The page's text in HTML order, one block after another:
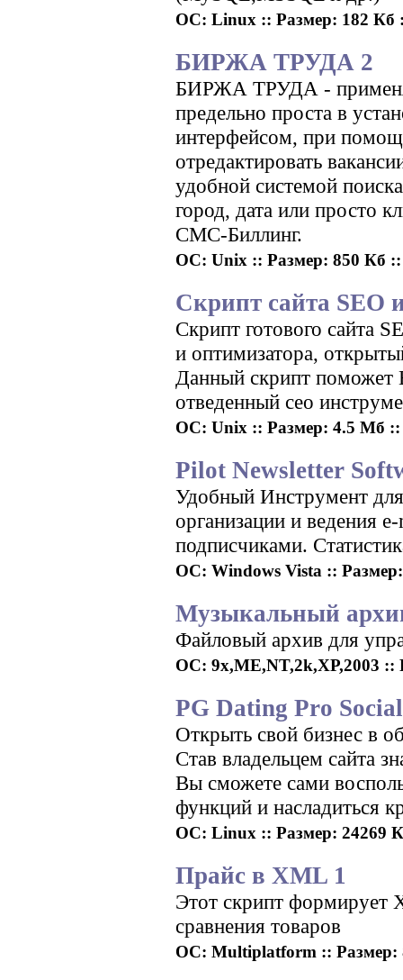
ОС: Linux :: Размер: 182 Кб
БИРЖА ТРУДА 2
БИРЖА ТРУДА -
предельно проста в
интерфейсом, при
отредактировать
удобной системой
город, дата или просто
СМС-Биллинг.
ОС: Unix :: Размер: 850 Кб ::
Скрипт сайта SEO
Скрипт готового сайта
и оптимизатора,
Данный скрипт поможет
отведенный сео
ОС: Unix :: Размер: 4.5 Мб ::
Pilot Newsletter
Удобный Инструмент для
организации и ведения
подписчиками.
ОС: Windows Vista ::
Музыкальный
Файловый архив для
ОС: 9x,ME,NT,2k,XP,2003 ::
PG Dating Pro
Открыть свой бизнес в
Став владельцем сайта
Вы сможете сами
функций и насладиться
ОС: Linux :: Размер: 24269
Прайс в XML 1
Этот скрипт формирует
сравнения товаров
ОС: Multiplatform :: Размер: